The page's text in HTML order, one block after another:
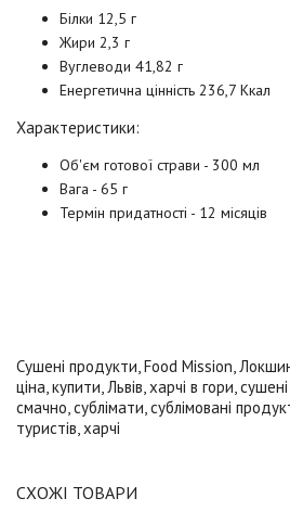
Білки 12,5 г
Жири 2,3 г
Вуглеводи 41,82 г
Енергетична цінність 236,7 Ккал
Характеристики:
Об'єм готової страви - 300 мл
Вага - 65 г
Термін придатності - 12 місяців
Сушені продукти Food Mission
ціна купити Львів харчі в гори
смачно сублімати сублімовані
туристів харчі
СХОЖІ ТОВАРИ